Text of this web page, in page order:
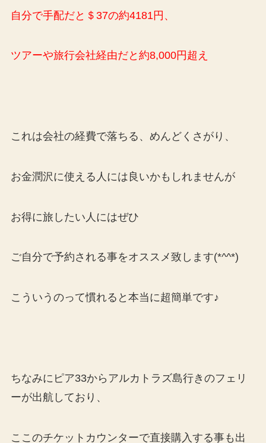
自分で手配だと＄37の約4181円、
ツアーや旅行会社経由だと約8,000円超え
これは会社の経費で落ちる、めんどくさがり、
お金潤沢に使える人には良いかもしれませんが
お得に旅したい人にはぜひ
ご自分で予約される事をオススメ致します(*^^*)
こういうのって慣れると本当に超簡単です♪
ちなみにピア33からアルカトラズ島行きのフェリ
ーが出航しており、
ここのチケットカウンターで直接購入する事も出